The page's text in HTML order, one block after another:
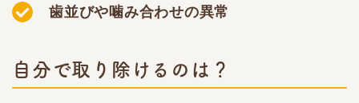
歯並びや噛み合わせの異常
自分で取り除けるのは？